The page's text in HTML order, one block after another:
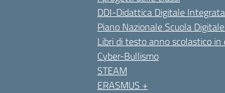
DDI-Didattica Digitale Integrata
Piano Nazionale Scuola
Libri di testo anno scolastico in
Cyber-Bullismo
STEAM
ERASMUS +